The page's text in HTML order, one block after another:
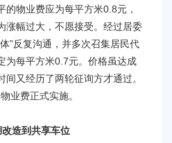
的物业费应为每平方米0.8元，
涨幅过大，不愿接受。经过居委
”反复沟通，并多次召集居民代
为每平方米0.7元。价格虽达成
又经历了两轮征询方才通过。
业费正式实施。
改造到共享车位